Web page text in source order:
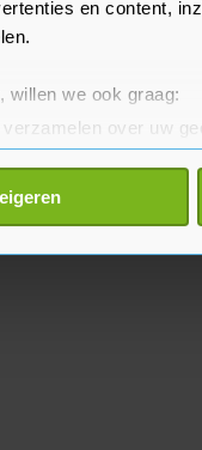
en content,
willen we ook graag:
verzamelen over uw
identificeren door
uw persoonlijke
moment wijzigen of